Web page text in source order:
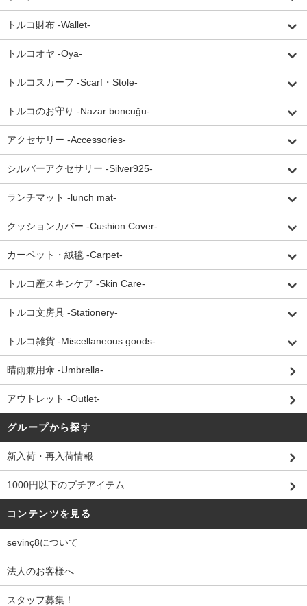
トルコ財布 -Wallet-
トルコオヤ -Oya-
トルコスカーフ -Scarf・Stole-
トルコのお守り -Nazar boncuğu-
アクセサリー -Accessories-
シルバーアクセサリー -Silver925-
ランチマット -lunch mat-
クッションカバー -Cushion Cover-
カーペット・絨毯 -Carpet-
トルコ産スキンケア -Skin Care-
トルコ文房具 -Stationery-
トルコ雑貨 -Miscellaneous goods-
晴雨兼用傘 -Umbrella-
アウトレット -Outlet-
グループから探す
新入荷・再入荷情報
1000円以下のプチアイテム
コンテンツを見る
sevinç8について
法人のお客様へ
スタッフ募集！